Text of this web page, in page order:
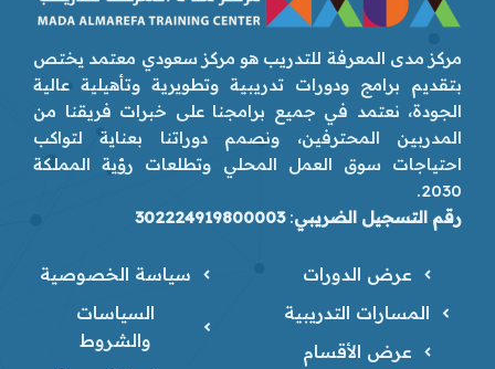
مركز مدى المعرفة للتدريب هو مركز سعودي معتمد يختص
بتقديم برامج ودورات تدريبية وتطويرية وتأهيلية عالية
الجودة، نعتمد في جميع برامجنا على خبرات فريقنا من
المدربين المحترفين، ونصمم دوراتنا بعناية لتواكب
احتياجات سوق العمل المحلي وتطلعات رؤية المملكة
2030.
رقم التسجيل الضريبي:
302224919800003
عرض الدورات
المسارات التدريبية
عرض الأقسام
سياسة الخصوصية
السياسات
والشروط